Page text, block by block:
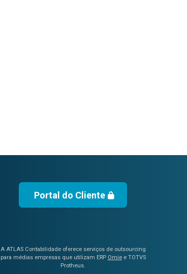
Portal do Cliente
A ATLAS Contabilidade oferece serviços de outsourcing
para médias empresas que utilizam ERP Omiee TOTVS
Protheus.